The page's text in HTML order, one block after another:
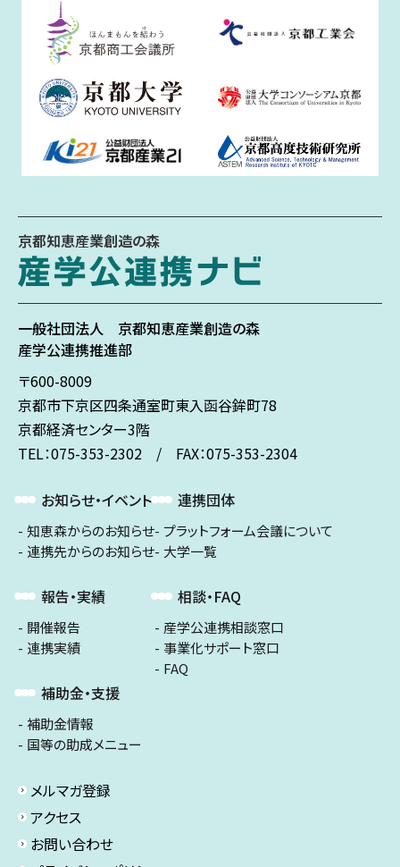
京都知恵産業創造の森
一般社団法人 京都知恵産業創造の森
産学公連携推進部
〒600-8009
京都市下京区四条通室町東入函谷鉾町78
京都経済センター3階
TEL：075-353-2302 / FAX：075-353-2304
お知らせ・イベント
知恵森からのお知らせ
連携先からのお知らせ
報告・実績
開催報告
連携実績
補助金・支援
補助金情報
国等の助成メニュー
連携団体
プラットフォーム会議について
大学一覧
相談・FAQ
産学公連携相談窓口
事業化サポート窓口
FAQ
メルマガ登録
アクセス
お問い合わせ